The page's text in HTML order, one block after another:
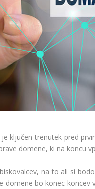
ključen trenutek pred
domene, ki na koncu
na to ali si
domene bo konec